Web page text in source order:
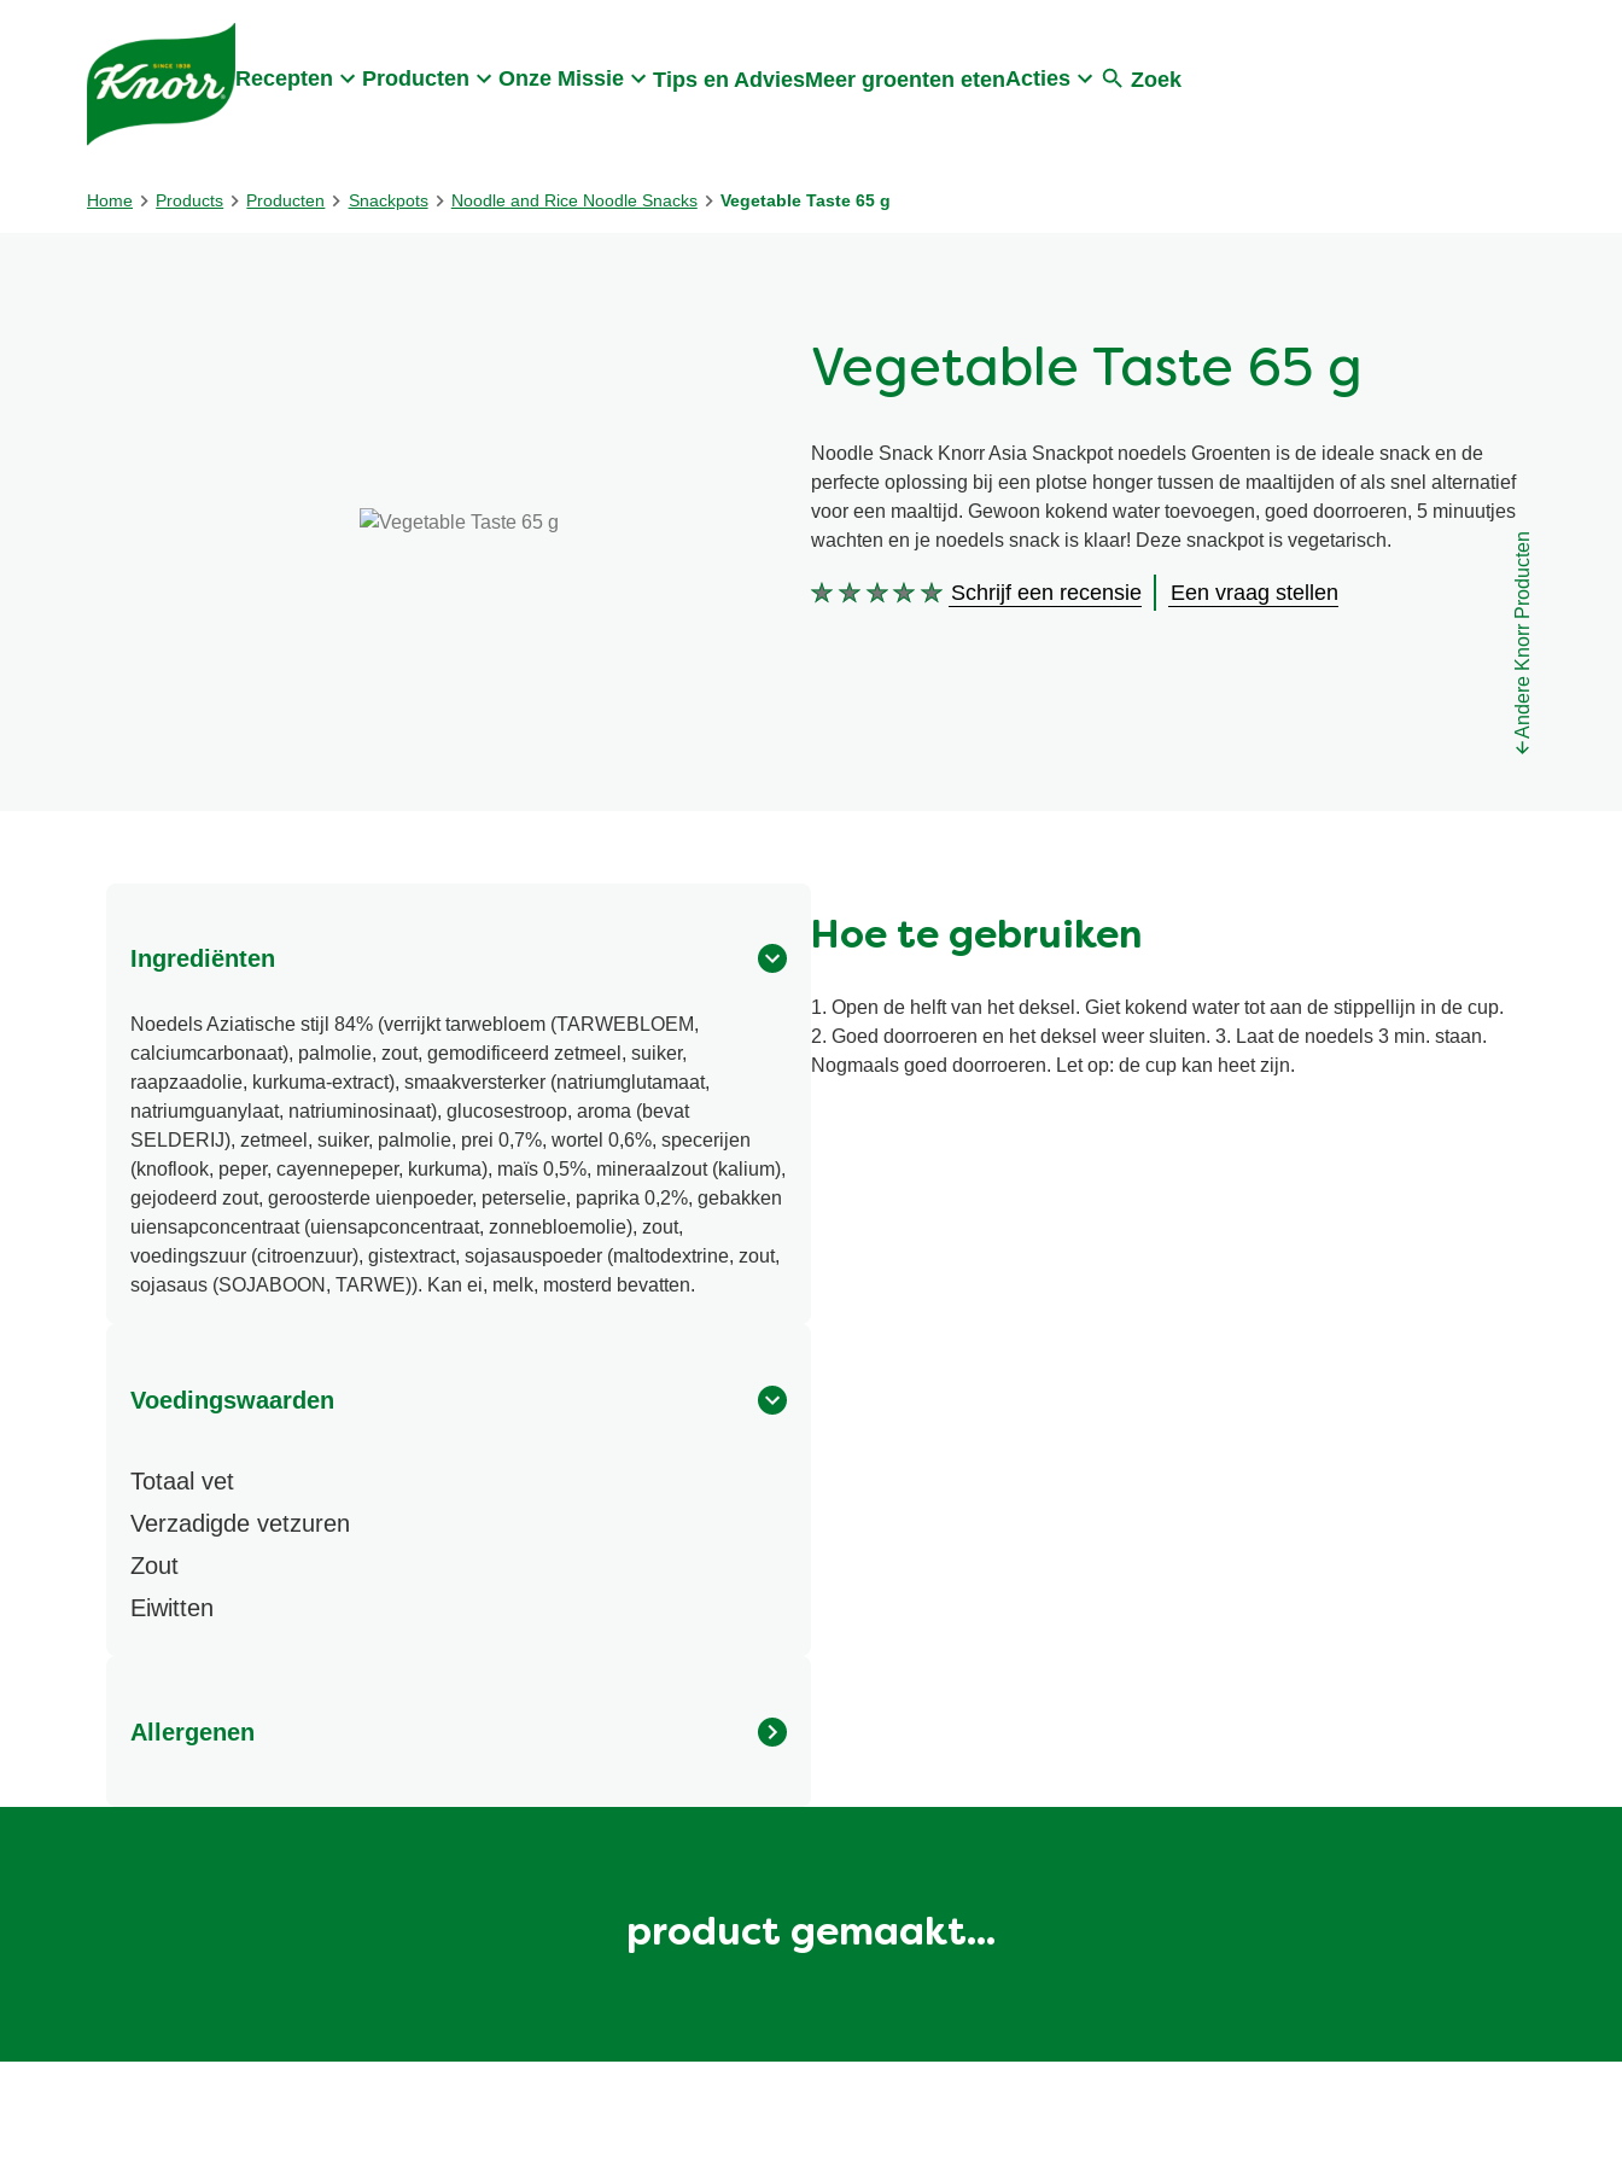
Skip to:
Recepten Producten Onze Missie Tips en AdviesMeer groenten etenActies Zoek
Home Products Producten Snackpots Noodle and Rice Noodle Snacks Vegetable Taste 65 g
Vegetable Taste 65 g
Noodle Snack Knorr Asia Snackpot noedels Groenten is de ideale snack en de
perfecte oplossing bij een plotse honger tussen de maaltijden of als snel alternatief
voor een maaltijd. Gewoon kokend water toevoegen, goed doorroeren, 5 minuutjes
wachten en je noedels snack is klaar! Deze snackpot is vegetarisch.
Geen
Schrijf een recensie Een vraag stellen Andere Knorr Producten
Ingrediënten
Noedels Aziatische stijl 84% (verrijkt tarwebloem (TARWEBLOEM,
calciumcarbonaat), palmolie, zout, gemodificeerd zetmeel, suiker,
raapzaadolie, kurkuma-extract), smaakversterker (natriumglutamaat,
natriumguanylaat, natriuminosinaat), glucosestroop, aroma (bevat
SELDERIJ), zetmeel, suiker, palmolie, prei 0,7%, wortel 0,6%, specerijen
(knoflook, peper, cayennepeper, kurkuma), maïs 0,5%, mineraalzout (kalium),
gejodeerd zout, geroosterde uienpoeder, peterselie, paprika 0,2%, gebakken
uiensapconcentraat (uiensapconcentraat, zonnebloemolie), zout,
voedingszuur (citroenzuur), gistextract, sojasauspoeder (maltodextrine, zout,
sojasaus (SOJABOON, TARWE)). Kan ei, melk, mosterd bevatten.
Voedingswaarden
Totaal vet
Verzadigde vetzuren
Zout
Eiwitten
Allergenen
Hoe te gebruiken
1. Open de helft van het deksel. Giet kokend water tot aan de stippellijn in de cup.
2. Goed doorroeren en het deksel weer sluiten. 3. Laat de noedels 3 min. staan.
Nogmaals goed doorroeren. Let op: de cup kan heet zijn.
product gemaakt...